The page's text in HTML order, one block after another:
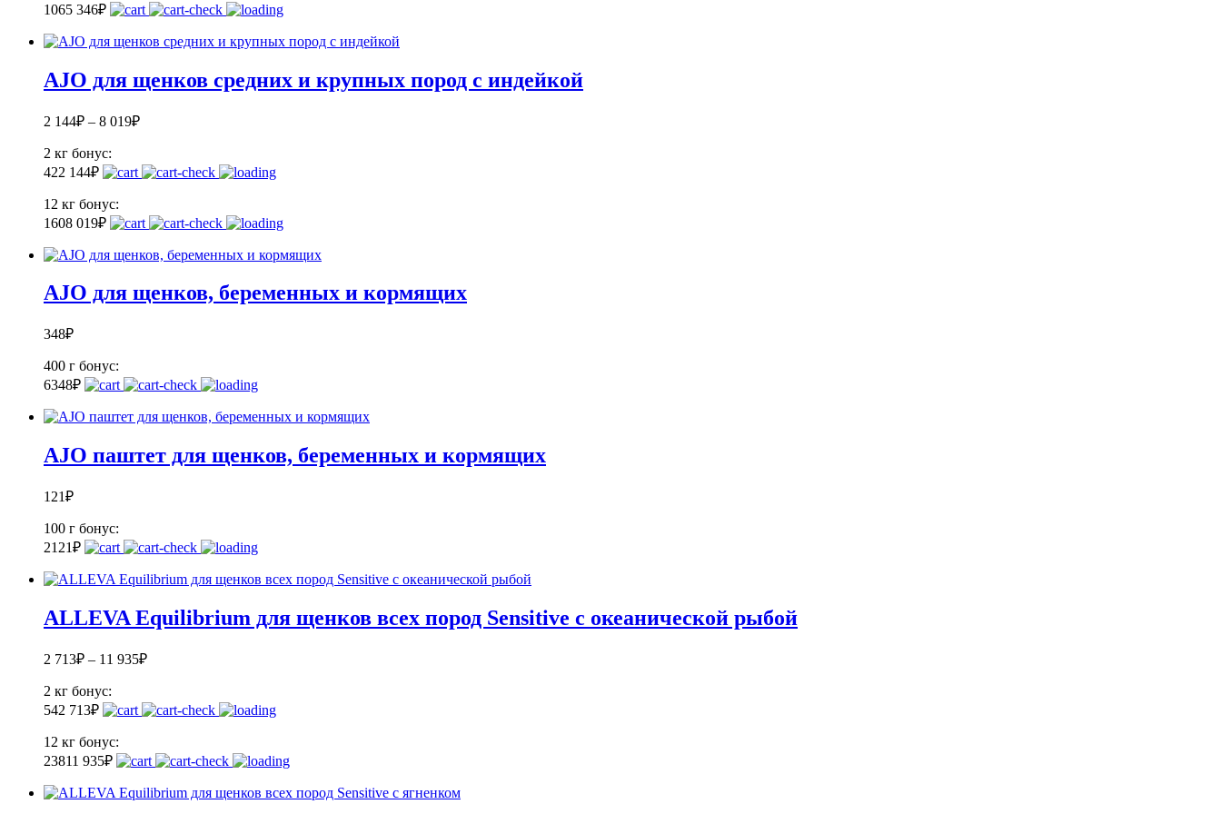
1065 346₽
AJO для щенков средних и крупных пород с индейкой
2 144₽ – 8 019₽
2 кг бонус:
422 144₽
12 кг бонус:
1608 019₽
AJO для щенков, беременных и кормящих
348₽
400 г бонус:
6348₽
AJO паштет для щенков, беременных и кормящих
121₽
100 г бонус:
2121₽
ALLEVA Equilibrium для щенков всех пород Sensitive с океанической рыбой
2 713₽ – 11 935₽
2 кг бонус:
542 713₽
12 кг бонус:
23811 935₽